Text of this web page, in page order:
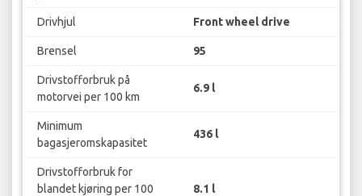
Drivhjul Front wheel drive
Brensel 95
Drivstofforbruk på
motorvei per 100 km
6.9 l
Minimum
bagasjeromskapasitet
436 l
Drivstofforbruk for
blandet kjøring per 100
8.1 l